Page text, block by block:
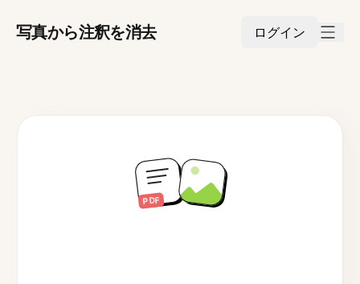
写真から注釈を消去 ログイン